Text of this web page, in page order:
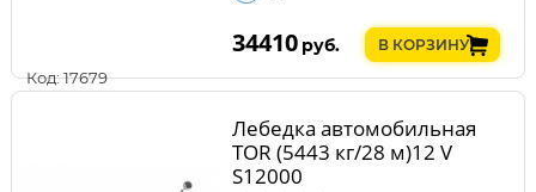
Код: 17679
34410 руб. В КОРЗИНУ
Лебедка автомобильная
TOR (5443 кг/28 м)12 V
S12000